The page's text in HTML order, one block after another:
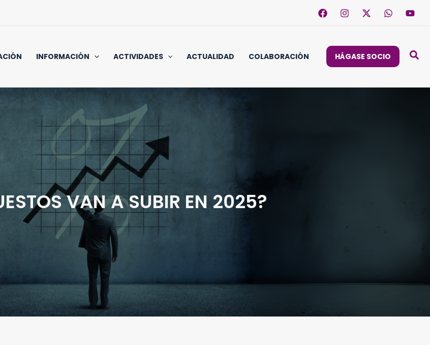
INFORMACIÓN ACTIVIDADES ACTUALIDAD COLABORACIÓN HÁGASE SOCIO
VAN A SUBIR EN 2025?